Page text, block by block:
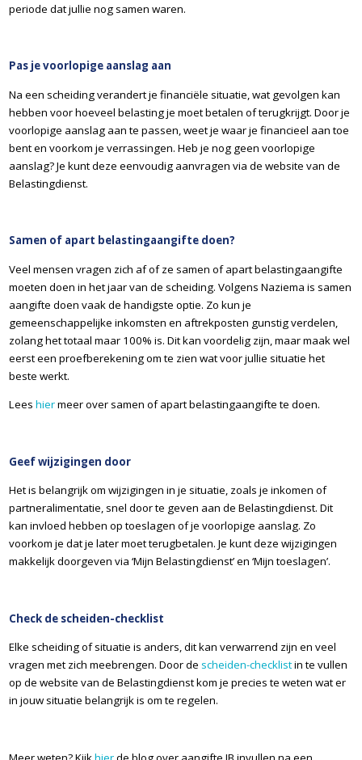
periode dat jullie nog samen waren.
Pas je voorlopige aanslag aan
Na een scheiding verandert je financiële situatie, wat gevolgen kan
hebben voor hoeveel belasting je moet betalen of terugkrijgt. Door je
voorlopige aanslag aan te passen, weet je waar je financieel aan toe
bent en voorkom je verrassingen. Heb je nog geen voorlopige
aanslag? Je kunt deze eenvoudig aanvragen via de website van de
Belastingdienst.
Samen of apart belastingaangifte doen?
Veel mensen vragen zich af of ze samen of apart belastingaangifte
moeten doen in het jaar van de scheiding. Volgens Naziema is samen
aangifte doen vaak de handigste optie. Zo kun je
gemeenschappelijke inkomsten en aftrekposten gunstig verdelen,
zolang het totaal maar 100% is. Dit kan voordelig zijn, maar maak wel
eerst een proefberekening om te zien wat voor jullie situatie het
beste werkt.
Lees hiermeer over samen of apart belastingaangifte te doen.
Geef wijzigingen door
Het is belangrijk om wijzigingen in je situatie, zoals je inkomen of
partneralimentatie, snel door te geven aan de Belastingdienst. Dit
kan invloed hebben op toeslagen of je voorlopige aanslag. Zo
voorkom je dat je later moet terugbetalen. Je kunt deze wijzigingen
makkelijk doorgeven via ‘Mijn Belastingdienst’ en ‘Mijn toeslagen’.
Check de scheiden-checklist
Elke scheiding of situatie is anders, dit kan verwarrend zijn en veel
vragen met zich meebrengen. Door de scheiden-checklistin te vullen
op de website van de Belastingdienst kom je precies te weten wat er
in jouw situatie belangrijk is om te regelen.